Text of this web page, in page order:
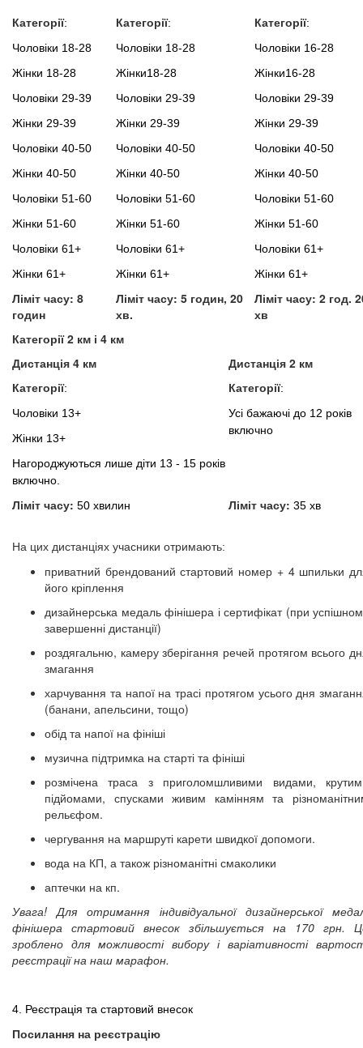
Категорії:
Чоловіки 18-28
Жінки 18-28
Чоловіки 29-39
Жінки 29-39
Чоловіки 40-50
Жінки 40-50
Чоловіки 51-60
Жінки 51-60
Чоловіки 61+
Жінки 61+
Категорії:
Чоловіки 18-28
Жінки18-28
Чоловіки 29-39
Жінки 29-39
Чоловіки 40-50
Жінки 40-50
Чоловіки 51-60
Жінки 51-60
Чоловіки 61+
Жінки 61+
Категорії:
Чоловіки 16-28
Жінки16-28
Чоловіки 29-39
Жінки 29-39
Чоловіки 40-50
Жінки 40-50
Чоловіки 51-60
Жінки 51-60
Чоловіки 61+
Жінки 61+
Ліміт часу: 8
годин
Ліміт часу: 5 годин, 20
хв.
Ліміт часу: 2 год.
хв
Категорії 2 км і 4 км
Дистанція 4 км
Дистанція 2 км
Категорії:
Чоловіки 13+
Жінки 13+
Нагороджуються лише діти 13 - 15 років
включно.
Категорії:
Усі бажаючі до 12 років
включно
Ліміт часу: 50 хвилин Ліміт часу: 35 хв
На цих дистанціях учасники отримають:
приватний брендований стартовий номер + 4 шпильки
його кріплення
дизайнерська медаль фінішера і сертифікат (при
завершенні дистанції)
роздягальню, камеру зберігання речей протягом всього
змагання
харчування та напої на трасі протягом усього дня
(банани, апельсини, тощо)
обід та напої на фініші
музична підтримка на старті та фініші
розмічена траса з приголомшливими видами,
підйомами, спусками живим камінням та
рельєфом.
чергування на маршруті карети швидкої допомоги.
вода на КП, а також різноманітні смаколики
аптечки на кп.
Увага! Для отримання індивідуальної дизайнерської
фінішера стартовий внесок збільшується на 170 грн.
зроблено для можливості вибору і варіативності
реєстрації на наш марафон.
4. Реєстрація та стартовий внесок
Посилання на реєстрацію